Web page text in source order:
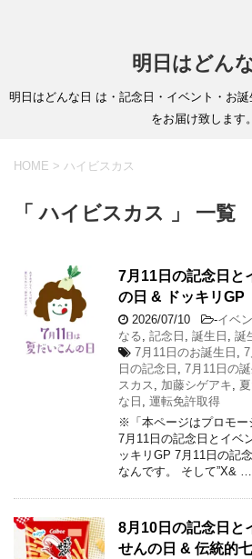
明日はどん
明日はどんな日 は・記念日・イベント・お
をお届け致します。
HOME > ハイビスカス
「 ハイビスカス 」 一覧
7月11日の記念日と
の日 & ドッキリGP
2026/07/10 -イベ
なる 記念日 誕生日
誕
7月11日のお誕生日
日の記念日
7月11日の
スカス
加藤シゲアキ
な日
運転免許取得
※「本ページはプロモー
7月11日の記念日とイベ
ッキリGP 7月11日の記
なんです。 そして”X& …
8月10日の記念日と
せんの日 & 伝統的